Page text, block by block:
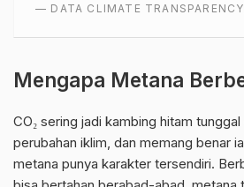
— DATA CLIMATE
Mengapa Metana
CO₂ sering jadi kambing hitam
perubahan iklim, dan memang benar
metana punya karakter tersendiri.